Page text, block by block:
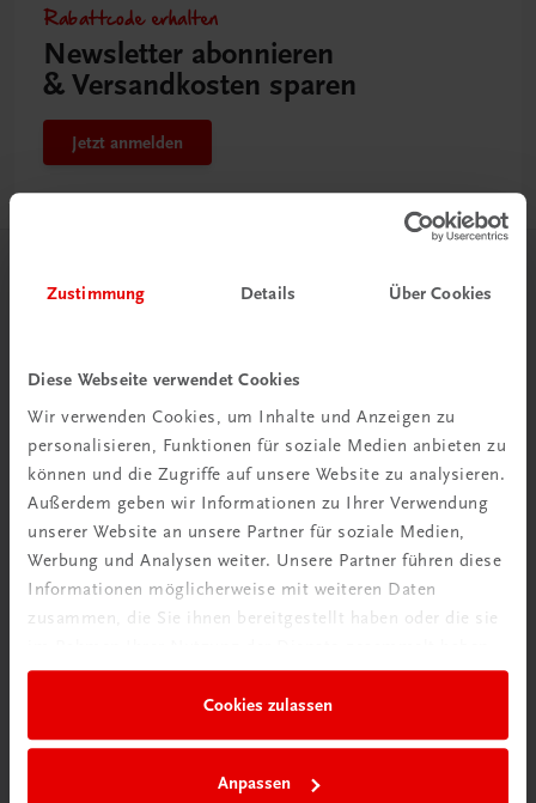
Zustimmung Details Über Cookies
Diese Webseite verwendet Cookies
Wir verwenden Cookies, um Inhalte und Anzeigen zu
personalisieren, Funktionen für soziale Medien anbieten zu
können und die Zugriffe auf unsere Website zu analysieren.
Außerdem geben wir Informationen zu Ihrer Verwendung
unserer Website an unsere Partner für soziale Medien,
Werbung und Analysen weiter. Unsere Partner führen diese
Informationen möglicherweise mit weiteren Daten
zusammen, die Sie ihnen bereitgestellt haben oder die sie
Cookies zulassen
Anpassen
Rabattcode erhalten
Newsletter abonnieren
& Versandkosten sparen
Jetzt anmelden
Herzlich willkommen bei TRAUNER!
Wir über uns
Familienunternehmen mit 80 Mitarbeiterinnen und
Mitarbeitern, die eines verbindet: Begeisterung für unsere
Produkte.
mehr erfahren
Wir sind gerne für Sie da
TRAUNER Verlag + Buchservice GmbH